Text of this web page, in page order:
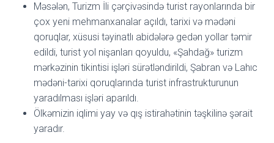
Məsələn, Turizm İli çərçivəsində turist rayonlarında bir
çox yeni mehmanxanalar açıldı, tarixi və mədəni
qoruqlar, xüsusi təyinatlı abidələrə gedən yollar təmir
edildi, turist yol nişanları qoyuldu, «Şahdağ» turizm
mərkəzinin tikintisi işləri sürətləndirildi, Şabran və Lahıc
mədəni-tarixi qoruqlarında turist infrastrukturunun
yaradılması işləri aparıldı.
Ölkəmizin iqlimi yay və qış istirahətinin təşkilinə şərait
yaradır.